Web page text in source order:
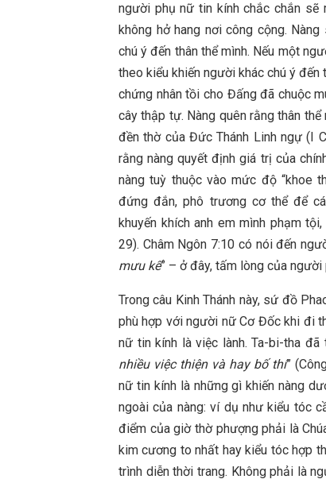
người phụ nữ tin kính chắc chắn sẽ
không hở hang nơi công cộng.
chú ý đến thân thể mình. Nếu một
theo kiểu khiến người khác chú ý
chứng nhân tồi cho Đấng đã chuộc
cây thập tự. Nàng quên rằng thân
đền thờ của Đức Thánh Linh ngự (I
rằng nàng quyết định giá trị của
nàng tuỳ thuộc vào mức độ “khoe
đứng đắn, phô trương cơ thể để
khuyến khích anh em mình phạm
29). Châm Ngôn 7:10 có nói đến
mưu kế” – ở đây, tấm lòng của
Trong câu Kinh Thánh này, sứ đồ
phù hợp với người nữ Cơ Đốc khi đi
nữ tin kính là việc lành. Ta-bi-tha
nhiều việc thiện và hay bố thí”
nữ tin kính là những gì khiến nàng
ngoài của nàng: ví dụ như kiểu tóc
điểm của giờ thờ phượng phải là
kim cương to nhất hay kiểu tóc hợp
trình diễn thời trang. Không phải là